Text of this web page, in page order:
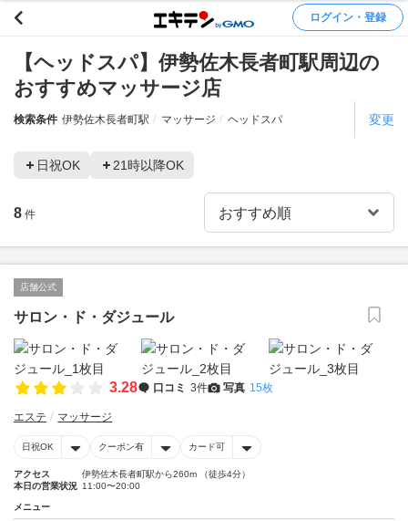
ログイン・登録
【ヘッドスパ】伊勢佐木長者町駅周辺の
おすすめマッサージ店
検索条件 伊勢佐木長者町駅 マッサージ ヘッドスパ 変更
日祝OK 21時以降OK
8 件
店舗公式
サロン・ド・ダジュール
3.28 口コミ 3件 写真 15枚
エステ マッサージ
日祝OK クーポン有 カード可
アクセス
伊勢佐木長者町駅から260m （徒歩4分）
本日の営業状況 11:00〜20:00
メニュー